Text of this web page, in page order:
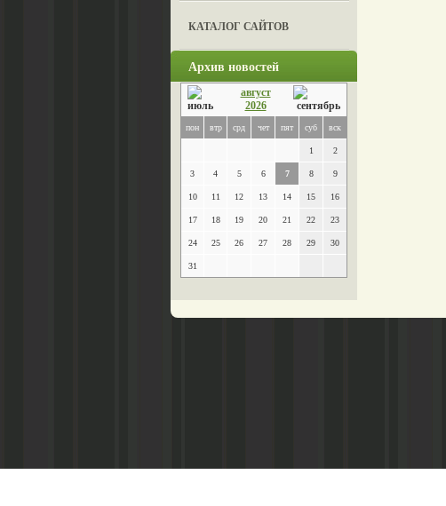
КАТАЛОГ САЙТОВ
Архив новостей
август
2026
пон втр срд чет пят суб вск
1 2
3 4 5 6 7 8 9
10 11 12 13 14 15 16
17 18 19 20 21 22 23
24 25 26 27 28 29 30
31